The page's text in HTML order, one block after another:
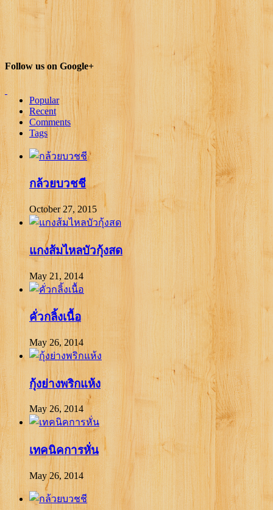
Follow us on Google+
Popular
Recent
Comments
Tags
กล้วยบวชชี
October 27, 2015
แกงส้มไหลบัวกุ้งสด
May 21, 2014
คั่วกลิ้งเนื้อ
May 26, 2014
กุ้งย่างพริกแห้ง
May 26, 2014
เทคนิคการหั่น
May 26, 2014